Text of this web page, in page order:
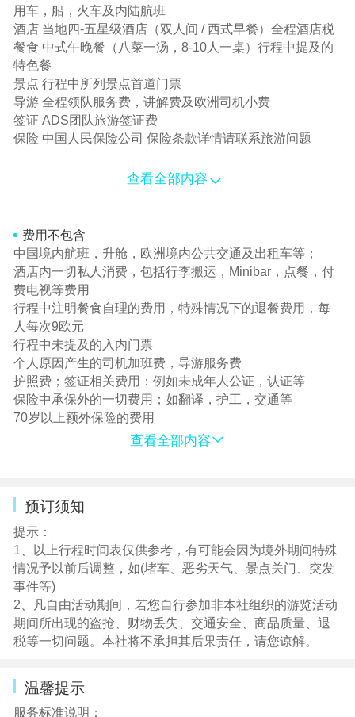
用车，船，火车及内陆航班
酒店 当地四-五星级酒店（双人间 / 西式早餐）全程酒店税
餐食 中式午晚餐（八菜一汤，8-10人一桌）行程中提及的
特色餐
景点 行程中所列景点首道门票
导游 全程领队服务费，讲解费及欧洲司机小费
签证 ADS团队旅游签证费
保险 中国人民保险公司 保险条款详情请联系旅游问题
查看全部内容
费用不包含
中国境内航班，升舱，欧洲境内公共交通及出租车等；
酒店内一切私人消费，包括行李搬运，Minibar，点餐，付
费电视等费用
行程中注明餐食自理的费用，特殊情况下的退餐费用，每
人每次9欧元
行程中未提及的入内门票
个人原因产生的司机加班费，导游服务费
护照费；签证相关费用：例如未成年人公证，认证等
保险中承保外的一切费用；如翻译，护工，交通等
70岁以上额外保险的费用
查看全部内容
预订须知
提示：
1、以上行程时间表仅供参考，有可能会因为境外期间特殊
情况予以前后调整，如(堵车、恶劣天气、景点关门、突发
事件等)
2、凡自由活动期间，若您自行参加非本社组织的游览活动
期间所出现的盗抢、财物丢失、交通安全、商品质量、退
税等一切问题。本社将不承担其后果责任，请您谅解。
温馨提示
服务标准说明：